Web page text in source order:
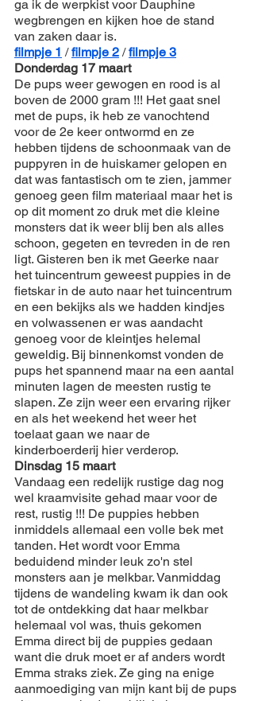
ga ik de werpkist voor Dauphine
wegbrengen en kijken hoe de stand
van zaken daar is.
filmpje 1 / filmpje 2 / filmpje 3
Donderdag 17 maart
De pups weer gewogen en rood is al
boven de 2000 gram !!! Het gaat snel
met de pups, ik heb ze vanochtend
voor de 2e keer ontwormd en ze
hebben tijdens de schoonmaak van de
puppyren in de huiskamer gelopen en
dat was fantastisch om te zien, jammer
genoeg geen film materiaal maar het is
op dit moment zo druk met die kleine
monsters dat ik weer blij ben als alles
schoon, gegeten en tevreden in de ren
ligt. Gisteren ben ik met Geerke naar
het tuincentrum geweest puppies in de
fietskar in de auto naar het tuincentrum
en een bekijks als we hadden kindjes
en volwassenen er was aandacht
genoeg voor de kleintjes helemal
geweldig. Bij binnenkomst vonden de
pups het spannend maar na een aantal
minuten lagen de meesten rustig te
slapen. Ze zijn weer een ervaring rijker
en als het weekend het weer het
toelaat gaan we naar de
kinderboerderij hier verderop.
Dinsdag 15 maart
Vandaag een redelijk rustige dag nog
wel kraamvisite gehad maar voor de
rest, rustig !!! De puppies hebben
inmiddels allemaal een volle bek met
tanden. Het wordt voor Emma
beduidend minder leuk zo'n stel
monsters aan je melkbar. Vanmiddag
tijdens de wandeling kwam ik dan ook
tot de ontdekking dat haar melkbar
helemaal vol was, thuis gekomen
Emma direct bij de puppies gedaan
want die druk moet er af anders wordt
Emma straks ziek. Ze ging na enige
aanmoediging van mijn kant bij de pups